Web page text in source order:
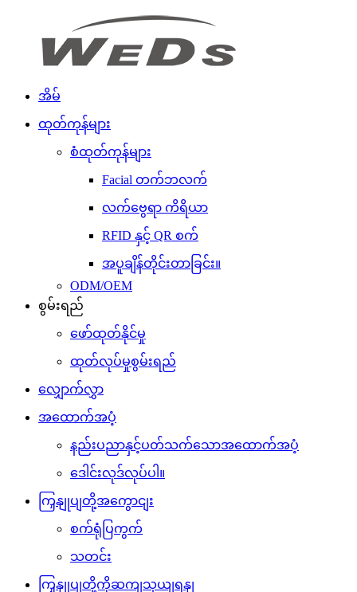
အိမ်
ထုတ်ကုန်များ
စံထုတ်ကုန်များ
Facial တက်ဘလက်
လက်ဗွေရာ ကိရိယာ
RFID နှင့် QR စက်
အပူချိန်တိုင်းတာခြင်း။
ODM/OEM
စွမ်းရည်
ဖော်ထုတ်နိုင်မှု
ထုတ်လုပ်မှုစွမ်းရည်
လျှောက်လွှာ
အထောက်အပံ့
နည်းပညာနှင့်ပတ်သက်သောအထောက်အပံ့
ဒေါင်းလုဒ်လုပ်ပါ။
ကြှနျုပျတို့အကွောငျး
စက်ရုံပြကွက်
သတင်း
ကြှနျုပျတို့ကိုဆကျသှယျရနျ